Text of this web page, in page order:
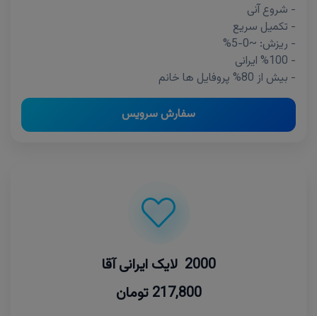
- شروع آنی
- تکمیل سریع
- ریزش: ~0-5%
- %100 ایرانی
- بیش از 80% پروفایل ها خانم
سفارش سرویس
2000 لایک ایرانی آقا
217,800 تومان